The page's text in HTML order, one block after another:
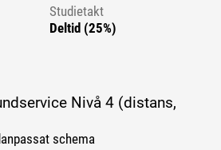
Studietakt
Deltid (25%)
Nivå 4 (distans,
schema